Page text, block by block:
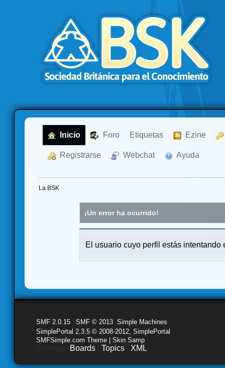
Inicio Foro Etiquetas Ezine
Registrarse Webchat Ayuda
La BSK
¡Un error ha ocurrido!
El usuario cuyo perfil estás intentando
SMF 2.0.15 SMF © 2013 Simple Machines
SimplePortal 2.3.5 © 2008-2012, SimplePortal
SMFSimple.com Theme | Skin Samp
Boards Topics XML